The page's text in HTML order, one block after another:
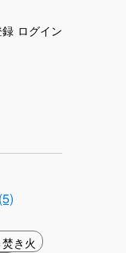
ログイン
焚き火